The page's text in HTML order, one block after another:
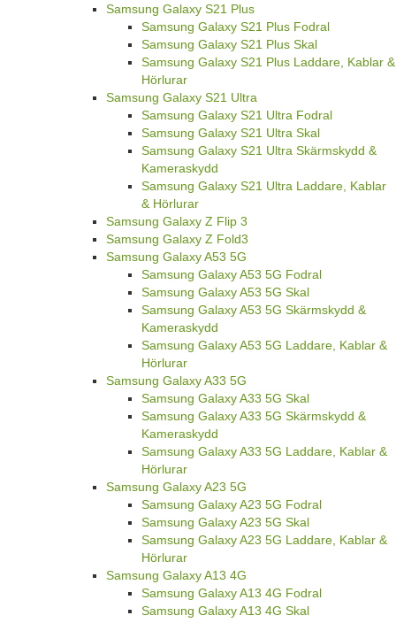
Samsung Galaxy S21 Plus
Samsung Galaxy S21 Plus Fodral
Samsung Galaxy S21 Plus Skal
Samsung Galaxy S21 Plus Laddare, Kablar &
Hörlurar
Samsung Galaxy S21 Ultra
Samsung Galaxy S21 Ultra Fodral
Samsung Galaxy S21 Ultra Skal
Samsung Galaxy S21 Ultra Skärmskydd &
Kameraskydd
Samsung Galaxy S21 Ultra Laddare, Kablar
& Hörlurar
Samsung Galaxy Z Flip 3
Samsung Galaxy Z Fold3
Samsung Galaxy A53 5G
Samsung Galaxy A53 5G Fodral
Samsung Galaxy A53 5G Skal
Samsung Galaxy A53 5G Skärmskydd &
Kameraskydd
Samsung Galaxy A53 5G Laddare, Kablar &
Hörlurar
Samsung Galaxy A33 5G
Samsung Galaxy A33 5G Skal
Samsung Galaxy A33 5G Skärmskydd &
Kameraskydd
Samsung Galaxy A33 5G Laddare, Kablar &
Hörlurar
Samsung Galaxy A23 5G
Samsung Galaxy A23 5G Fodral
Samsung Galaxy A23 5G Skal
Samsung Galaxy A23 5G Laddare, Kablar &
Hörlurar
Samsung Galaxy A13 4G
Samsung Galaxy A13 4G Fodral
Samsung Galaxy A13 4G Skal